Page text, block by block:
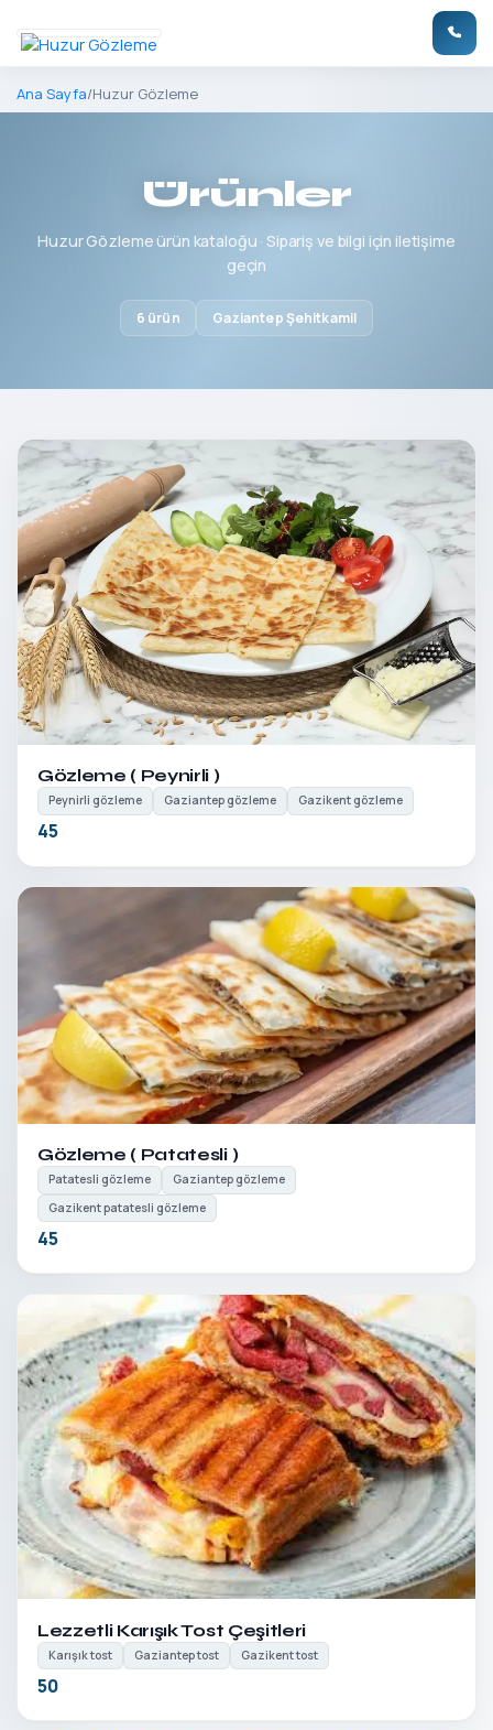
Ana Sayfa/Huzur Gözleme
Ürünler
Huzur Gözleme ürün kataloğu · Sipariş ve bilgi için iletişime
geçin
6 ürün Gaziantep Şehitkamil
Detayları Gör
Gözleme ( Peynirli )
Peynirli gözleme Gaziantep gözleme Gazikent gözleme
45
Detayları Gör
Gözleme ( Patatesli )
Patatesli gözleme
Gaziantep gözleme
Gazikent patatesli gözleme
45
Detayları Gör
Lezzetli Karışık Tost Çeşitleri
Karışık tost Gaziantep tost Gazikent tost
50